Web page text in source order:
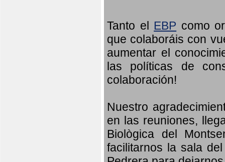
Tanto el EBP como
que colaboráis con
aumentar el
las políticas de
colaboración!
Nuestro
en las reuniones,
Biològica del
facilitarnos la sala